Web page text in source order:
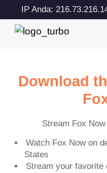
IP Anda:
Download
Stream Fox
Watch Fox Now on
States
Stream your favorite